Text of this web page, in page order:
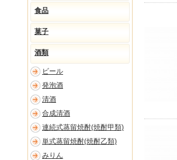
食品
菓子
酒類
ビール
発泡酒
清酒
合成清酒
連続式蒸留焼酎(焼酎甲類)
単式蒸留焼酎(焼酎乙類)
みりん